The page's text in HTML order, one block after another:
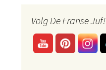
Volg De Franse Juf!